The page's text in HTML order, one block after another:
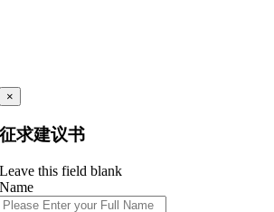
×
征求建议书
Leave this field blank
Name